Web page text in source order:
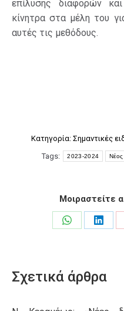
επίλυσης διαφορών
κίνητρα στα μέλη του
αυτές τις μεθόδους.
Κατηγορία: Σημαντικές
Tags:
2023-2024
Μοιραστείτε
Share
Share
Σχετικά άρθρα